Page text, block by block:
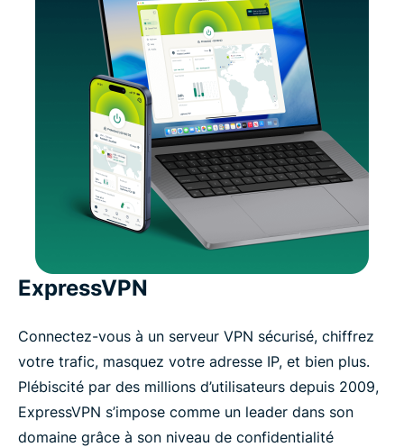
ExpressVPN
Connectez-vous à un serveur VPN sécurisé, chiffrez
votre trafic, masquez votre adresse IP, et bien plus.
Plébiscité par des millions d’utilisateurs depuis 2009,
ExpressVPN s’impose comme un leader dans son
domaine grâce à son niveau de confidentialité